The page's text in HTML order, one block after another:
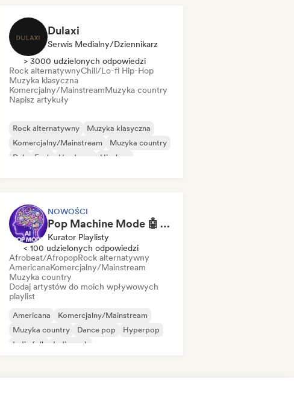
Dulaxi
Serwis Medialny/Dziennikarz
> 3000 udzielonych odpowiedzi
Rock alternatywnyChill/Lo-fi Hip-Hop
Muzyka klasyczna
Komercjalny/MainstreamMuzyka country
Napisz artykuły
Rock alternatywny
Muzyka klasyczna
Komercjalny/Mainstream
Muzyka country
Dub
Funk Hardcore Hip-hop
NOWOŚCI
Pop Machine Mode 🤖 AI Music, Indie Pop & Dream Pop
Kurator Playlisty
< 100 udzielonych odpowiedzi
Afrobeat/AfropopRock alternatywny
AmericanaKomercjalny/Mainstream
Muzyka country
Dodaj artystów do moich wpływowych
playlist
Americana
Komercjalny/Mainstream
Muzyka country
Dance pop
Hyperpop
Indie folk
Indie rock